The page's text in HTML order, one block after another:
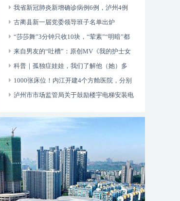
动运行
我省新冠肺炎新增确诊病例6例，泸州4例
古蔺县新一届党委领导班子名单出炉
“莎莎舞”3分钟只收10块，“荤素”“明暗”都
有，还可以······
来自男友的“吐槽”：原创MV《我的护士女
友》今日上线！
科普｜孤独症娃娃，我们了解他（她）多
少？1000张床位！内江开建4个方舱医院，分别
位于——
泸州市市场监管局关于鼓励楼宇电梯安装电